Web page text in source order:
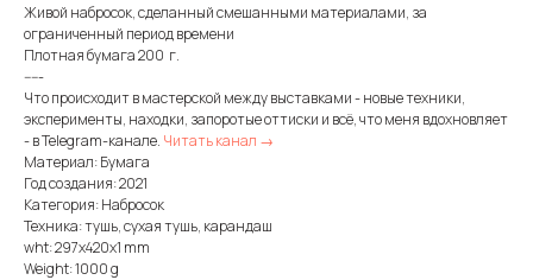
Живой набросок, сделанный смешанными материалами, за
ограниченный период времени
Плотная бумага 200 г.
-----
Что происходит в мастерской между выставками - новые техники,
эксперименты, находки, запоротые оттиски и всё, что меня вдохновляет
- в Telegram-канале. Читать канал →
Материал: Бумага
Год создания: 2021
Категория: Набросок
Техника: тушь, сухая тушь, карандаш
wht: 297x420x1 mm
Weight: 1000 g